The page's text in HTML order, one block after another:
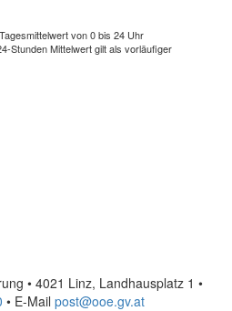
von 0 bis 24 Uhr
Stunden Mittelwert gilt als vorläufiger
• 4021 Linz, Landhausplatz 1 •
• E-Mail post@ooe.gv.at